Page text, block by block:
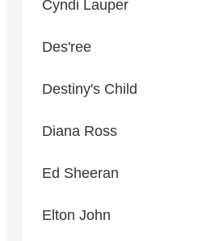
Cyndi Lauper
Des'ree
Destiny's Child
Diana Ross
Ed Sheeran
Elton John